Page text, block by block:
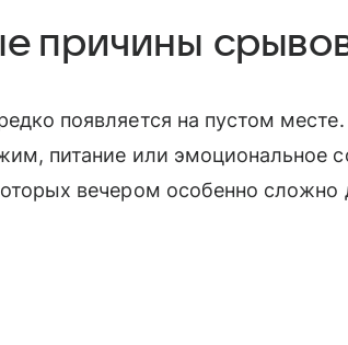
причины
появляется на пустом
питание или
вечером особенно сложно